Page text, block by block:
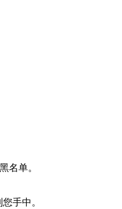
名单。
手中。